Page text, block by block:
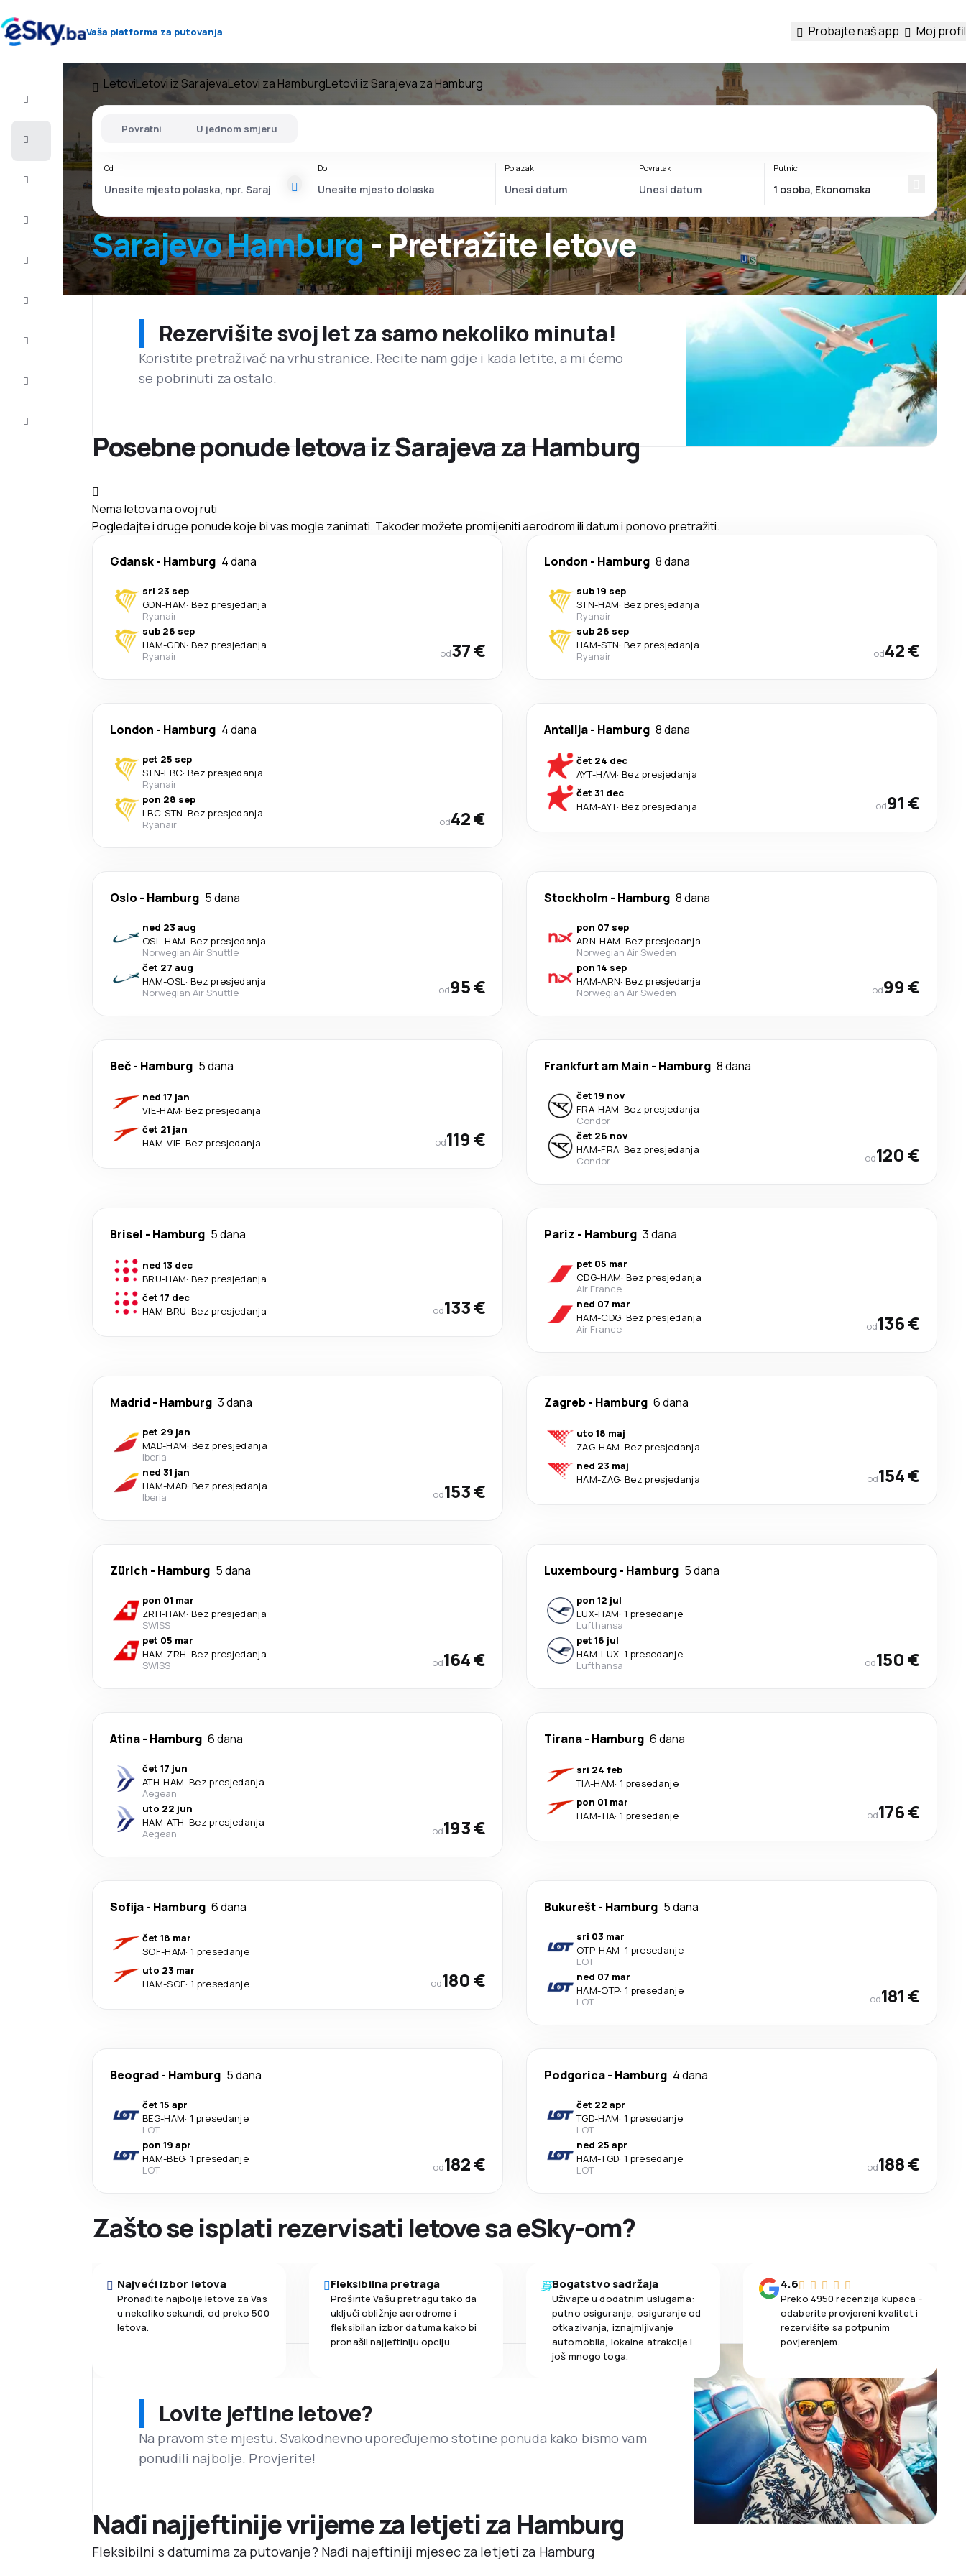
Vaša platforma za putovanja Probajte naš app Moj profil
Smještaj
LetoviLetovi iz SarajevaLetovi za HamburgLetovi iz Sarajeva za Hamburg
Sarajevo Hamburg- Pretražite letove
Povratni U jednom smjeru
Od Do Polazak Povratak Putnici
Rezervišite svoj let za samo nekoliko minuta!
Koristite pretraživač na vrhu stranice. Recite nam gdje i kada letite, a mi ćemo
se pobrinuti za ostalo.
Posebne ponude letova iz Sarajeva za Hamburg
Nema letova na ovoj ruti
Pogledajte i druge ponude koje bi vas mogle zanimati. Također možete promijeniti aerodrom ili datum i ponovo pretražiti.
Gdansk- Hamburg 4 dana
sri 23 sep
GDN-HAM· Bez presjedanja
Ryanair
sub 26 sep
HAM-GDN· Bez presjedanja
Ryanair
od37 €
London - Hamburg 8 dana
sub 19 sep
STN-HAM· Bez presjedanja
Ryanair
sub 26 sep
HAM-STN· Bez presjedanja
Ryanair
od42 €
London - Hamburg 4 dana
pet 25 sep
STN-LBC· Bez presjedanja
Ryanair
pon 28 sep
LBC-STN· Bez presjedanja
Ryanair
od42 €
Antalija- Hamburg 8 dana
čet 24 dec
AYT-HAM· Bez presjedanja
čet 31 dec
HAM-AYT· Bez presjedanja od91 €
Oslo - Hamburg 5 dana
ned 23 aug
OSL-HAM· Bez presjedanja
Norwegian Air Shuttle
čet 27 aug
HAM-OSL· Bez presjedanja
Norwegian Air Shuttle
od95 €
Stockholm - Hamburg 8 dana
pon 07 sep
ARN-HAM· Bez presjedanja
Norwegian Air Sweden
pon 14 sep
HAM-ARN· Bez presjedanja
Norwegian Air Sweden
od99 €
Beč- Hamburg 5 dana
ned 17 jan
VIE-HAM· Bez presjedanja
čet 21 jan
HAM-VIE· Bez presjedanja od119 €
Frankfurt am Main - Hamburg 8 dana
čet 19 nov
FRA-HAM· Bez presjedanja
Condor
čet 26 nov
HAM-FRA· Bez presjedanja
Condor
od120 €
Brisel - Hamburg 5 dana
ned 13 dec
BRU-HAM· Bez presjedanja
čet 17 dec
HAM-BRU· Bez presjedanja od133 €
Pariz - Hamburg 3 dana
pet 05 mar
CDG-HAM· Bez presjedanja
Air France
ned 07 mar
HAM-CDG· Bez presjedanja
Air France
od136 €
Madrid- Hamburg 3 dana
pet 29 jan
MAD-HAM· Bez presjedanja
Iberia
ned 31 jan
HAM-MAD· Bez presjedanja
Iberia
od153 €
Zagreb- Hamburg 6 dana
uto 18 maj
ZAG-HAM· Bez presjedanja
ned 23 maj
HAM-ZAG· Bez presjedanja od154 €
Zürich - Hamburg 5 dana
pon 01 mar
ZRH-HAM· Bez presjedanja
SWISS
pet 05 mar
HAM-ZRH· Bez presjedanja
SWISS
od164 €
Luxembourg- Hamburg 5 dana
pon 12 jul
LUX-HAM· 1 presedanje
Lufthansa
pet 16 jul
HAM-LUX· 1 presedanje
Lufthansa
od150 €
Atina- Hamburg 6 dana
čet 17 jun
ATH-HAM· Bez presjedanja
Aegean
uto 22 jun
HAM-ATH· Bez presjedanja
Aegean
od193 €
Tirana- Hamburg 6 dana
sri 24 feb
TIA-HAM· 1 presedanje
pon 01 mar
HAM-TIA· 1 presedanje od176 €
Sofija- Hamburg 6 dana
čet 18 mar
SOF-HAM· 1 presedanje
uto 23 mar
HAM-SOF· 1 presedanje od180 €
Bukurešt- Hamburg 5 dana
sri 03 mar
OTP-HAM· 1 presedanje
LOT
ned 07 mar
HAM-OTP· 1 presedanje
LOT
od181 €
Beograd- Hamburg 5 dana
čet 15 apr
BEG-HAM· 1 presedanje
LOT
pon 19 apr
HAM-BEG· 1 presedanje
LOT
od182 €
Podgorica- Hamburg 4 dana
čet 22 apr
TGD-HAM· 1 presedanje
LOT
ned 25 apr
HAM-TGD· 1 presedanje
LOT
od188 €
Zašto se isplati rezervisati letove sa eSky-om?
Najveći izbor letova
Pronađite najbolje letove za Vas
u nekoliko sekundi, od preko 500
letova.
Fleksibilna pretraga
Proširite Vašu pretragu tako da
uključi obližnje aerodrome i
fleksibilan izbor datuma kako bi
pronašli najjeftiniju opciju.
Bogatstvo sadržaja
Uživajte u dodatnim uslugama:
putno osiguranje, osiguranje od
otkazivanja, iznajmljivanje
automobila, lokalne atrakcije i
još mnogo toga.
4.6
Preko 4950 recenzija kupaca -
odaberite provjereni kvalitet i
rezervišite sa potpunim
povjerenjem.
Lovite jeftine letove?
Na pravom ste mjestu. Svakodnevno upoređujemo stotine ponuda kako bismo vam
ponudili najbolje. Provjerite!
Nađi najjeftinije vrijeme za letjeti za Hamburg
Fleksibilni s datumima za putovanje? Nađi najeftiniji mjesec za letjeti za Hamburg